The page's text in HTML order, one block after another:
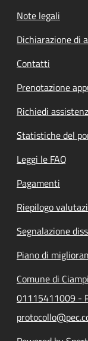
Note legali
Dichiarazione di
Contatti
Prenotazione
Richiedi
Statistiche del
Leggi le FAQ
Pagamenti
Riepilogo
Segnalazione
Piano di
Comune di
01115411009 -